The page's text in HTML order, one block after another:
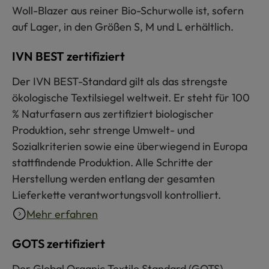
Woll-Blazer aus reiner Bio-Schurwolle ist, sofern
auf Lager, in den Größen S, M und L erhältlich.
IVN BEST zertifiziert
Der IVN BEST-Standard gilt als das strengste
ökologische Textilsiegel weltweit. Er steht für 100
% Naturfasern aus zertifiziert biologischer
Produktion, sehr strenge Umwelt- und
Sozialkriterien sowie eine überwiegend in Europa
stattfindende Produktion. Alle Schritte der
Herstellung werden entlang der gesamten
Lieferkette verantwortungsvoll kontrolliert.
Mehr erfahren
GOTS zertifiziert